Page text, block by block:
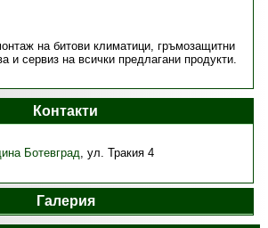
на битови климатици, гръмозащитни
и сервиз на всички предлагани продукти.
Контакти
Ботевград,ул. Тракия 4
Галерия